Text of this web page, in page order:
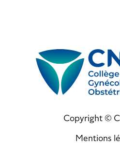
Copyright ©
Mentions